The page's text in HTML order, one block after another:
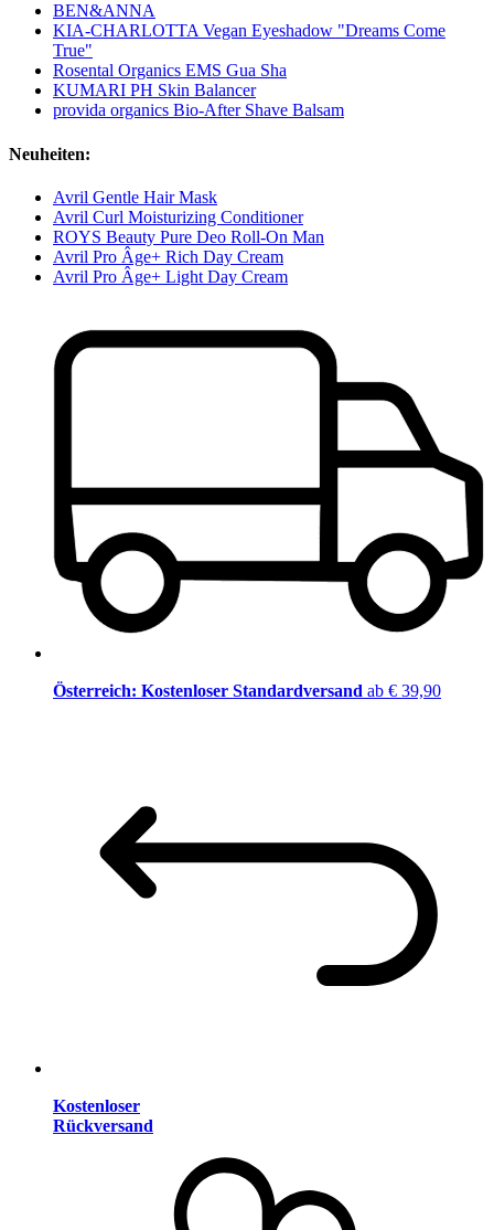
BEN&ANNA
KIA-CHARLOTTA Vegan Eyeshadow "Dreams Come
True"
Rosental Organics EMS Gua Sha
KUMARI PH Skin Balancer
provida organics Bio-After Shave Balsam
Neuheiten:
Avril Gentle Hair Mask
Avril Curl Moisturizing Conditioner
ROYS Beauty Pure Deo Roll-On Man
Avril Pro Âge+ Rich Day Cream
Avril Pro Âge+ Light Day Cream
Österreich: Kostenloser Standardversand ab € 39,90
Kostenloser
Rückversand